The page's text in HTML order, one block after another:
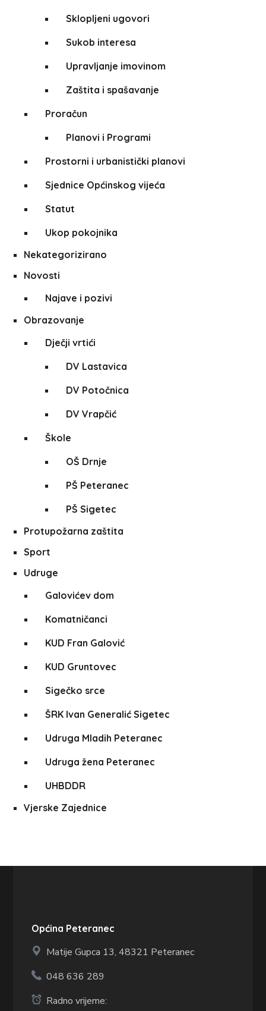
Sklopljeni ugovori
Sukob interesa
Upravljanje imovinom
Zaštita i spašavanje
Proračun
Planovi i Programi
Prostorni i urbanistički planovi
Sjednice Općinskog vijeća
Statut
Ukop pokojnika
Nekategorizirano
Novosti
Najave i pozivi
Obrazovanje
Dječji vrtići
DV Lastavica
DV Potočnica
DV Vrapčić
Škole
OŠ Drnje
PŠ Peteranec
PŠ Sigetec
Protupožarna zaštita
Sport
Udruge
Galovićev dom
Komatničanci
KUD Fran Galović
KUD Gruntovec
Sigečko srce
ŠRK Ivan Generalić Sigetec
Udruga Mladih Peteranec
Udruga žena Peteranec
UHBDDR
Vjerske Zajednice
Općina Peteranec
Matije Gupca 13,48321 Peteranec
048 636 289
Radno vrijeme: